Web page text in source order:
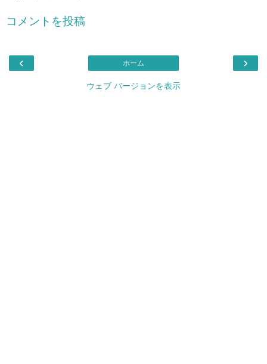
コメントを投稿
‹ ›
ホーム
ウェブ バージョンを表示